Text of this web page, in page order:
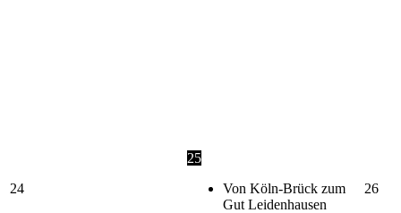
24
25
Von Köln-Brück zum
Gut Leidenhausen
26